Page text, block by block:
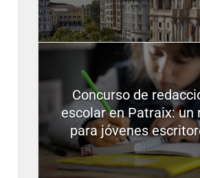
Concurso de
escolar en Patraix: un
para jóvenes